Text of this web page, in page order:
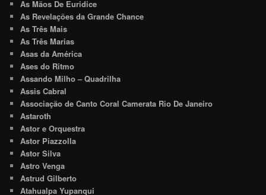
As Mãos De Euridice
As Revelações da Grande Chance
As Três Mais
As Três Marias
Asas da América
Ases do Ritmo
Assando Milho – Quadrilha
Assis Cabral
Associação de Canto Coral Camerata Rio De Janeiro
Astaroth
Astor e Orquestra
Astor Piazzolla
Astor Silva
Astro Venga
Astrud Gilberto
Atahualpa Yupanqui